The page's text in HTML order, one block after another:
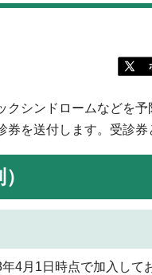
シンドロームなどを
券を送付します。受診
4月1日時点で加入し